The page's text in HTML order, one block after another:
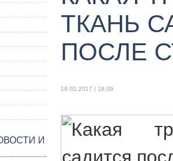
И
ТКАНЬ
ПОСЛЕ
16.02.2017 | 18:39